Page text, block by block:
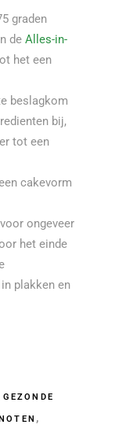
graden
de Alles-in-
het een
beslagkom
bij,
tot een
cakevorm
ongeveer
het einde
plakken en
GEZONDE
NOTEN ,